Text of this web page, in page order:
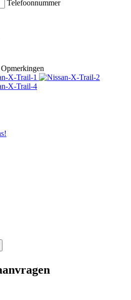
Telefoonnummer
Opmerkingen